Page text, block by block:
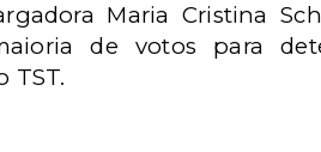
Maria Cristina
de votos para
TST.